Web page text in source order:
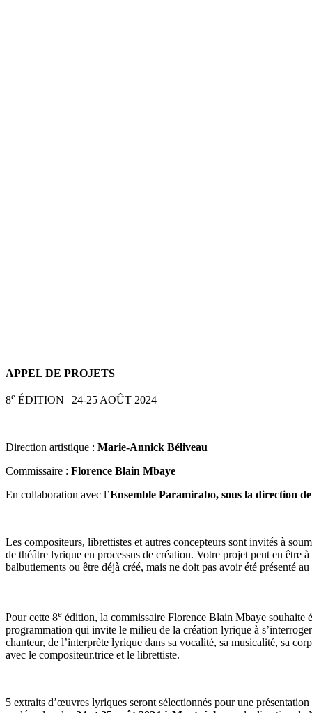
APPEL DE PROJETS
8e ÉDITION | 24-25 AOÛT 2024
Direction artistique : Marie-Annick Béliveau
Commissaire : Florence Blain Mbaye
En collaboration avec l’Ensemble Paramirabo, sous la direction
Les compositeurs, librettistes et autres concepteurs sont invités à
de théâtre lyrique en processus de création. Votre projet peut en être à
balbutiements ou être déjà créé, mais ne doit pas avoir été présenté
Pour cette 8e édition, la commissaire Florence Blain Mbaye souhaite
programmation qui invite le milieu de la création lyrique à
chanteur, de l’interprète lyrique dans sa vocalité, sa musicalité, sa
avec le compositeur.trice et le librettiste.
5 extraits d’œuvres lyriques seront sélectionnés pour une